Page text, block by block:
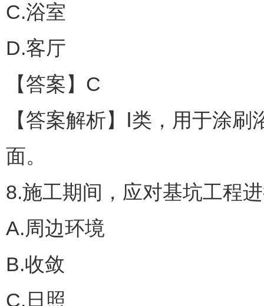
C.浴室
D.客厅
【答案】C
【答案解析】Ⅰ类，用于涂
面。
8.施工期间，应对基坑工程
A.周边环境
B.收敛
C.日照